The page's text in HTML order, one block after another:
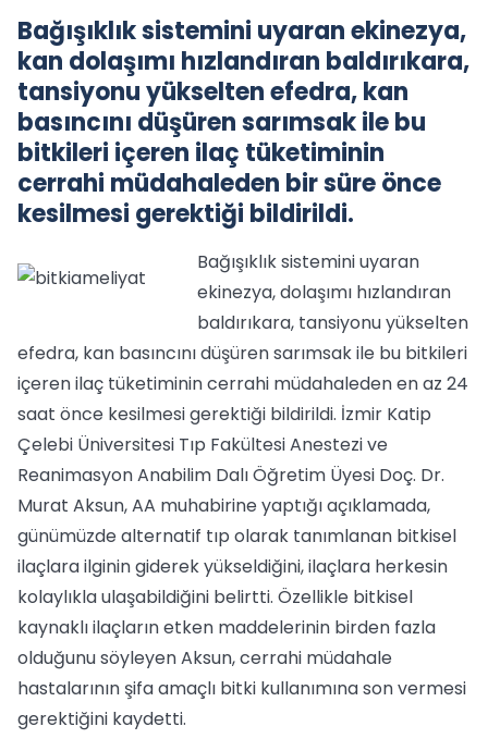
Bağışıklık sistemini uyaran ekinezya,
kan dolaşımı hızlandıran baldırıkara,
tansiyonu yükselten efedra, kan
basıncını düşüren sarımsak ile bu
bitkileri içeren ilaç tüketiminin
cerrahi müdahaleden bir süre önce
kesilmesi gerektiği bildirildi.
Bağışıklık sistemini uyaran
ekinezya, dolaşımı hızlandıran
baldırıkara, tansiyonu yükselten
efedra, kan basıncını düşüren sarımsak ile bu bitkileri
içeren ilaç tüketiminin cerrahi müdahaleden en az 24
saat önce kesilmesi gerektiği bildirildi. İzmir Katip
Çelebi Üniversitesi Tıp Fakültesi Anestezi ve
Reanimasyon Anabilim Dalı Öğretim Üyesi Doç. Dr.
Murat Aksun, AA muhabirine yaptığı açıklamada,
günümüzde alternatif tıp olarak tanımlanan bitkisel
ilaçlara ilginin giderek yükseldiğini, ilaçlara herkesin
kolaylıkla ulaşabildiğini belirtti. Özellikle bitkisel
kaynaklı ilaçların etken maddelerinin birden fazla
olduğunu söyleyen Aksun, cerrahi müdahale
hastalarının şifa amaçlı bitki kullanımına son vermesi
gerektiğini kaydetti.